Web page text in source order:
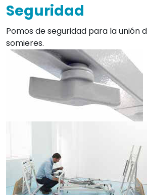
Seguridad
Pomos de seguridad para la unión
somieres.